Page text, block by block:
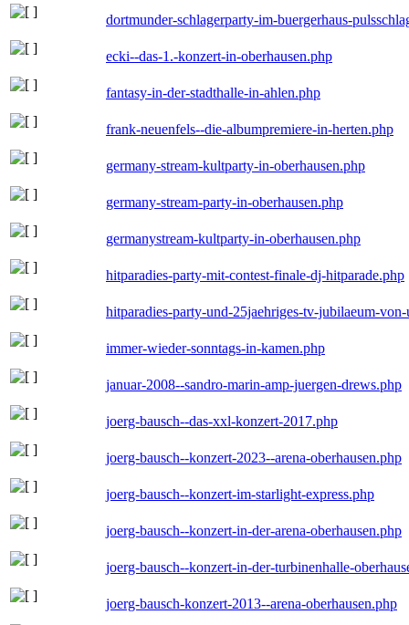
dortmunder-schlagerparty-im-buergerhaus-
ecki--das-1.-konzert-in-oberhausen.php
fantasy-in-der-stadthalle-in-ahlen.php
frank-neuenfels--die-albumpremiere-in-herten.php
germany-stream-kultparty-in-oberhausen.php
germany-stream-party-in-oberhausen.php
germanystream-kultparty-in-oberhausen.php
hitparadies-party-mit-contest-finale-dj-hitparade.php
hitparadies-party-und-25jaehriges-tv-jubilaeum-
immer-wieder-sonntags-in-kamen.php
januar-2008--sandro-marin-amp-juergen-drews.php
joerg-bausch--das-xxl-konzert-2017.php
joerg-bausch--konzert-2023--arena-oberhausen.php
joerg-bausch--konzert-im-starlight-express.php
joerg-bausch--konzert-in-der-arena-oberhausen.php
joerg-bausch--konzert-in-der-turbinenhalle-
joerg-bausch-konzert-2013--arena-oberhausen.php